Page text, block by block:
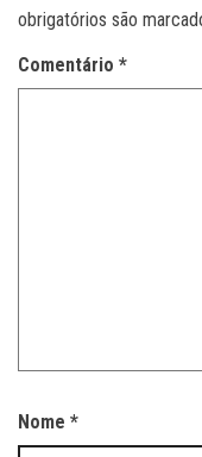
obrigatórios são
Comentário *
Nome *